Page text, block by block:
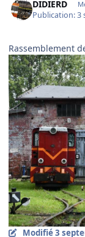
DIDIERD
Publication:3
Rassemblement
Modifié3